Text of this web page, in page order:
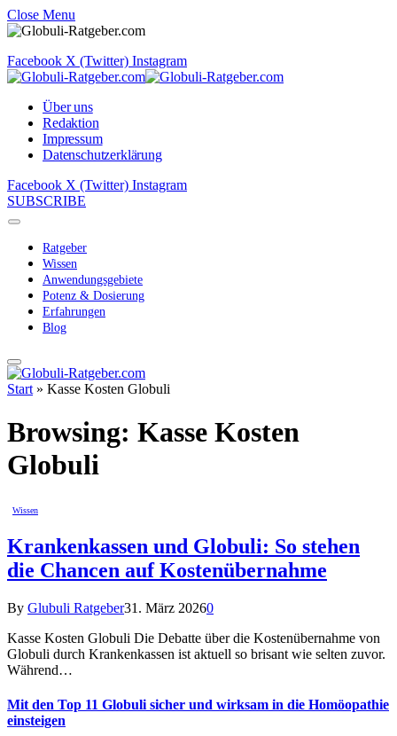
Close Menu
Facebook X (Twitter) Instagram
Über uns
Redaktion
Impressum
Datenschutzerklärung
Facebook X (Twitter) Instagram
SUBSCRIBE
Ratgeber
Wissen
Anwendungsgebiete
Potenz & Dosierung
Erfahrungen
Blog
Start » Kasse Kosten Globuli
Browsing: Kasse Kosten
Globuli
Wissen
Krankenkassen und Globuli: So stehen
die Chancen auf Kostenübernahme
By Glubuli Ratgeber31. März 20260
Kasse Kosten Globuli Die Debatte über die Kostenübernahme von
Globuli durch Krankenkassen ist aktuell so brisant wie selten zuvor.
Während…
Mit den Top 11 Globuli sicher und wirksam in die Homöopathie
einsteigen